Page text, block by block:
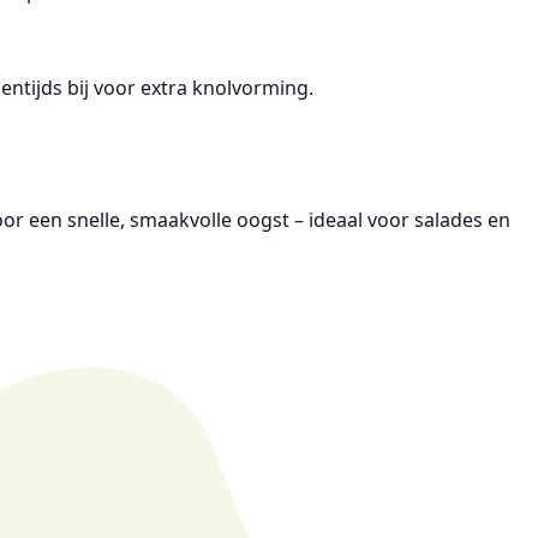
bij voor extra knolvorming.
een snelle, smaakvolle oogst – ideaal voor salades en